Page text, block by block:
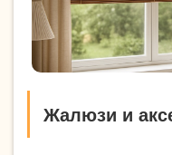
Жалюзи и